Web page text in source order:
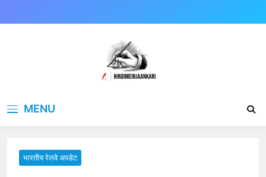
to
MENU
भारतीय रेलवे अपडेट